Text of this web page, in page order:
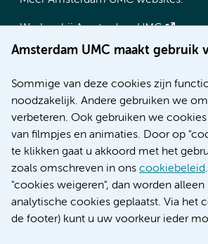
Amsterdam UMC maakt gebruik
Sommige van deze cookies zijn
noodzakelijk. Andere gebruiken we
verbeteren. Ook gebruiken we
van filmpjes en animaties. Door op
te klikken gaat u akkoord met het
zoals omschreven in ons cookiebeleid
"cookies weigeren", dan worden
analytische cookies geplaatst. Via het
de footer) kunt u uw voorkeur ieder
Werken bij Amsterdam UMC
Over Amsterdam UMC
Research
Educatie locatie AMC
Educatie locatie VUmc
Verwijzen & diagnostiek